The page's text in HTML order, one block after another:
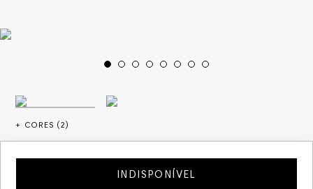
+ CORES (2)
INDISPONÍVEL